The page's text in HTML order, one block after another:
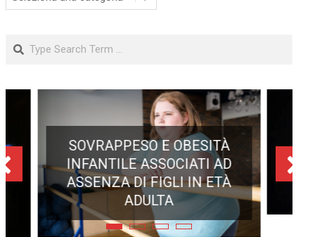
Search
ECLISSE TOTALE DEL 12
AGOSTO 2026: DOVE SI
POTRÀ VEDERE